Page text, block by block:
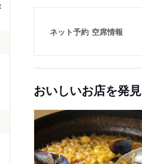
ネット予約 空席情報
おいしいお店を発見